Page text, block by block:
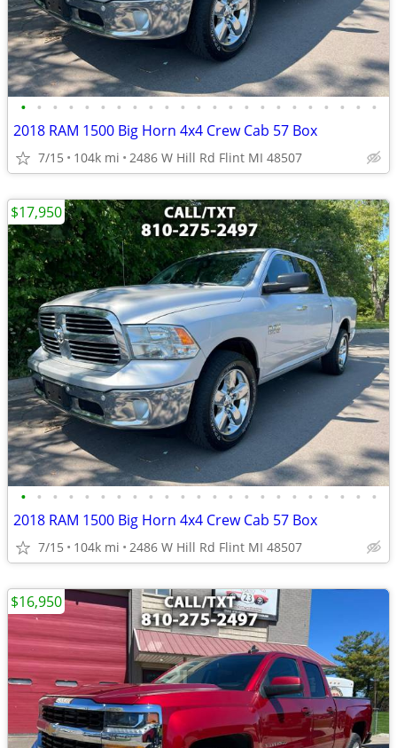
• • • • • • • • • • • • • • • • • • • • • • •
2018 RAM 1500 Big Horn 4x4 Crew Cab 57 Box
7/15 104k mi 2486 W Hill Rd Flint MI 48507
• • • • • • • • • • • • • • • • • • • • • • •
2018 RAM 1500 Big Horn 4x4 Crew Cab 57 Box
7/15 104k mi 2486 W Hill Rd Flint MI 48507
$17,950
$16,950